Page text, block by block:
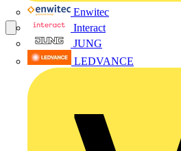
Enwitec
Interact
JUNG
LEDVANCE